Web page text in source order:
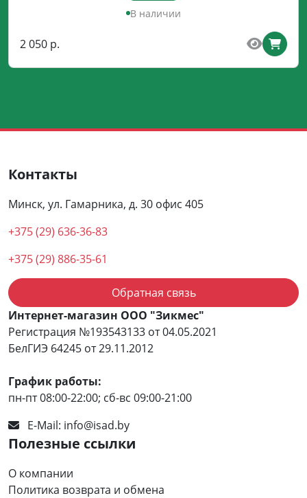
В наличии
2 050 р.
Контакты
Минск, ул. Гамарника, д. 30 офис 405
+375 (29) 636-36-83
+375 (29) 886-35-61
Обратная связь
Интернет-магазин ООО "Зикмес"
Регистрация №193543133 от 04.05.2021
БелГИЭ 64245 от 29.11.2012
График работы:
пн-пт 08:00-22:00; сб-вс 09:00-21:00
E-Mail: info@isad.by
Полезные ссылки
О компании
Политика возврата и обмена